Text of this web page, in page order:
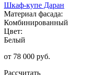
Шкаф-купе Даран
Материал фасада:
Комбинированный
Цвет:
Белый
от 78 000 руб.
Рассчитать